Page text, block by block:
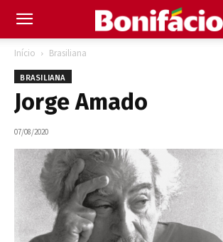
Início Brasiliana
BRASILIANA
Jorge Amado
07/08/2020